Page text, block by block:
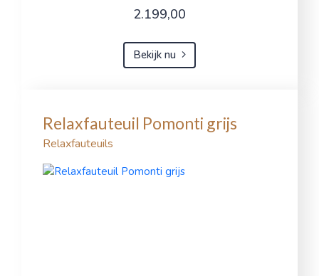
2.199,00
Bekijk nu
Relaxfauteuil Pomonti grijs
Relaxfauteuils